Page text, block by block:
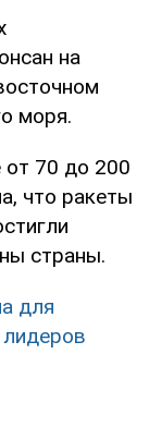
на
моря.
от 70 до 200
что ракеты
страны.
для